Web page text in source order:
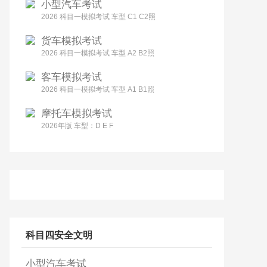
小型汽车考试
2026 科目一模拟考试 车型 C1 C2照
货车模拟考试
2026 科目一模拟考试 车型 A2 B2照
客车模拟考试
2026 科目一模拟考试 车型 A1 B1照
摩托车模拟考试
2026年版 车型：D E F
科目四安全文明
小型汽车考试